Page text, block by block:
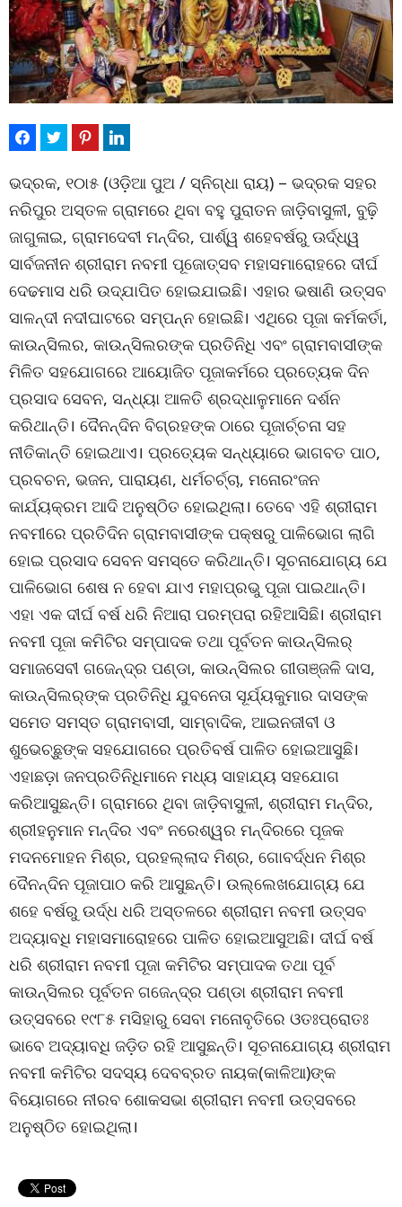
ଭଦ୍ରକ, ୧୦ା୫ (ଓଡ଼ିଆ ପୁଅ / ସ୍ନିଗ୍ଧା ରାୟ) – ଭଦ୍ରକ ସହର
ନରିପୁର ଅସ୍ତଳ ଗ୍ରାମରେ ଥିବା ବହୁ ପୁରାତନ ଜାଡ଼ିବାସୁଳୀ, ବୁଢ଼ି
ଜାଗୁଳାଇ, ଗ୍ରାମଦେବୀ ମନ୍ଦିର, ପାର୍ଶ୍ୱ ଶହେବର୍ଷରୁ ଊର୍ଦ୍ଧ୍ୱ
ସାର୍ବଜନୀନ ଶ୍ରୀରାମ ନବମୀ ପୂଜୋତ୍ସବ ମହାସମାରୋହରେ ଦୀର୍ଘ
ଦେଢମାସ ଧରି ଉଦ୍‌ଯାପିତ ହୋଇଯାଇଛି। ଏହାର ଭଷାଣି ଉତ୍ସବ
ସାଳନ୍ଦୀ ନଦୀଘାଟରେ ସମ୍ପନ୍ନ ହୋଇଛି। ଏଥିରେ ପୂଜା କର୍ମକର୍ତା,
କାଉନ୍‌ସିଲର, କାଉନ୍‌ସିଲରଙ୍କ ପ୍ରତିନିଧି ଏବଂ ଗ୍ରାମବାସୀଙ୍କ
ମିଳିତ ସହଯୋଗରେ ଆୟୋଜିତ ପୂଜାକର୍ମରେ ପ୍ରତ୍ୟେକ ଦିନ
ପ୍ରସାଦ ସେବନ, ସନ୍ଧ୍ୟା ଆଳତି ଶ୍ରଦ୍ଧାଳୁମାନେ ଦର୍ଶନ
କରିଥାନ୍ତି। ଦୈନନ୍ଦିନ ବିଗ୍ରହଙ୍କ ଠାରେ ପୂଜାର୍ଚ୍ଚନା ସହ
ନୀତିକାନ୍ତି ହୋଇଥାଏ। ପ୍ରତ୍ୟେକ ସନ୍ଧ୍ୟାରେ ଭାଗବତ ପାଠ,
ପ୍ରବଚନ, ଭଜନ, ପାରାୟଣ, ଧର୍ମଚର୍ଚ୍ଚା, ମନୋରଂଜନ
କାର୍ଯ୍ୟକ୍ରମ ଆଦି ଅନୁଷ୍ଠିତ ହୋଇଥିଲା। ତେବେ ଏହି ଶ୍ରୀରାମ
ନବମୀରେ ପ୍ରତିଦିନ ଗ୍ରାମବାସୀଙ୍କ ପକ୍ଷରୁ ପାଳିଭୋଗ ଲାଗି
ହୋଇ ପ୍ରସାଦ ସେବନ ସମସ୍ତେ କରିଥାନ୍ତି। ସୂଚନାଯୋଗ୍ୟ ଯେ
ପାଳିଭୋଗ ଶେଷ ନ ହେବା ଯାଏ ମହାପ୍ରଭୁ ପୂଜା ପାଇଥାନ୍ତି।
ଏହା ଏକ ଦୀର୍ଘ ବର୍ଷ ଧରି ନିଆରା ପରମ୍ପରା ରହିଆସିଛି। ଶ୍ରୀରାମ
ନବମୀ ପୂଜା କମିଟିର ସମ୍ପାଦକ ତଥା ପୂର୍ବତନ କାଉନ୍‌ସିଲର୍
ସମାଜସେବୀ ଗଜେନ୍ଦ୍ର ପଣ୍ଡା, କାଉନ୍‌ସିଲର ଗୀତାଞ୍ଜଳି ଦାସ,
କାଉନ୍‌ସିଲର୍‌ଙ୍କ ପ୍ରତିନିଧି ଯୁବନେତା ସୂର୍ଯ୍ୟକୁମାର ଦାସଙ୍କ
ସମେତ ସମସ୍ତ ଗ୍ରାମବାସୀ, ସାମ୍ବାଦିକ, ଆଇନଜୀବୀ ଓ
ଶୁଭେଚ୍ଛୁଙ୍କ ସହଯୋଗରେ ପ୍ରତିବର୍ଷ ପାଳିତ ହୋଇଆସୁଛି।
ଏହାଛଡ଼ା ଜନପ୍ରତିନିଧିମାନେ ମଧ୍ୟ ସାହାଯ୍ୟ ସହଯୋଗ
କରିଆସୁଛନ୍ତି। ଗ୍ରାମରେ ଥିବା ଜାଡ଼ିବାସୁଳୀ, ଶ୍ରୀରାମ ମନ୍ଦିର,
ଶ୍ରୀହନୁମାନ ମନ୍ଦିର ଏବଂ ନରେଶ୍ୱର ମନ୍ଦିରରେ ପୂଜକ
ମଦନମୋହନ ମିଶ୍ର, ପ୍ରହଲ୍ଲାଦ ମିଶ୍ର, ଗୋବର୍ଦ୍ଧନ ମିଶ୍ର
ଦୈନନ୍ଦିନ ପୂଜାପାଠ କରି ଆସୁଛନ୍ତି। ଉଲ୍ଲେଖଯୋଗ୍ୟ ଯେ
ଶହେ ବର୍ଷରୁ ଉର୍ଦ୍ଧ ଧରି ଅସ୍ତଳରେ ଶ୍ରୀରାମ ନବମୀ ଉତ୍ସବ
ଅଦ୍ୟାବଧି ମହାସମାରୋହରେ ପାଳିତ ହୋଇଆସୁଅଛି। ଦୀର୍ଘ ବର୍ଷ
ଧରି ଶ୍ରୀରାମ ନବମୀ ପୂଜା କମିଟିର ସମ୍ପାଦକ ତଥା ପୂର୍ବ
କାଉନ୍‌ସିଲର ପୂର୍ବତନ ଗଜେନ୍ଦ୍ର ପଣ୍ଡା ଶ୍ରୀରାମ ନବମୀ
ଉତ୍ସବରେ ୧୯୮୫ ମସିହାରୁ ସେବା ମନୋବୃତିରେ ଓତଃପ୍ରୋତଃ
ଭାବେ ଅଦ୍ୟାବଧି ଜଡ଼ିତ ରହି ଆସୁଛନ୍ତି। ସୂଚନାଯୋଗ୍ୟ ଶ୍ରୀରାମ
ନବମୀ କମିଟିର ସଦସ୍ୟ ଦେବବ୍ରତ ନାୟକ(କାଳିଆ)ଙ୍କ
ବିୟୋଗରେ ନୀରବ ଶୋକସଭା ଶ୍ରୀରାମ ନବମୀ ଉତ୍ସବରେ
ଅନୁଷ୍ଠିତ ହୋଇଥିଲା।